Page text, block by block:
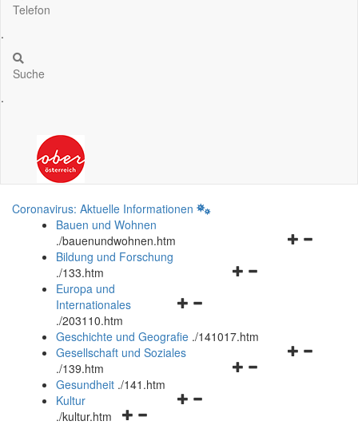
Telefon
.
Suche
.
Coronavirus: Aktuelle Informationen
Bauen und Wohnen
./bauenundwohnen.htm
Navigationsmenü
Bildung und Forschung
./133.htm
Navigationsmenü
und
schließen
Europa und
Internationales
./203110.htm
Geschichte und Geografie ./141017.htm
Navigationsmenü
Gesellschaft und Soziales
./139.htm
Navigationsmenü
Gesundheit ./141.htm
Navigationsmenü
Kultur
./kultur.htm